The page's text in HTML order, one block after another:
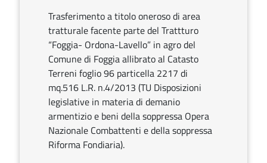
Trasferimento a titolo oneroso di area
tratturale facente parte del Trattturo
“Foggia- Ordona-Lavello” in agro del
Comune di Foggia allibrato al Catasto
Terreni foglio 96 particella 2217 di
mq.516 L.R. n.4/2013 (TU Disposizioni
legislative in materia di demanio
armentizio e beni della soppressa Opera
Nazionale Combattenti e della soppressa
Riforma Fondiaria).